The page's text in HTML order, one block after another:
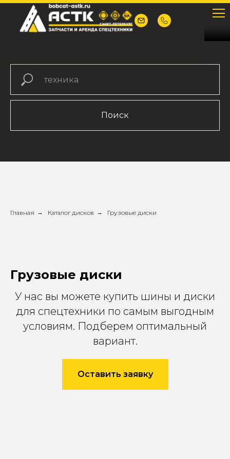
Поиск
Главная → Каталог дисков → Грузовые диски
Грузовые диски
У нас вы можете купить шины и диски
для спецтехники по самым выгодным
условиям. Подберем оптимальный
вариант.
Оставить заявку